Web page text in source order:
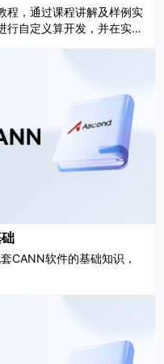
程，通过课程讲解及样例实
自定义算开发，并在实际
CANN软件的基础知识，